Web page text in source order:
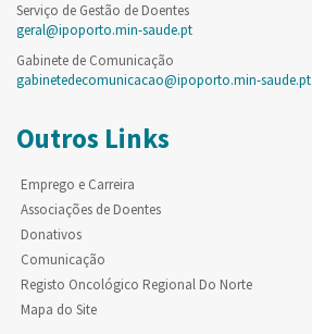
Serviço de Gestão de Doentes
geral@ipoporto.min-saude.pt
Gabinete de Comunicação
gabinetedecomunicacao@ipoporto.min-saude.pt
Outros Links
Emprego e Carreira
Associações de Doentes
Donativos
Comunicação
Registo Oncológico Regional Do Norte
Mapa do Site